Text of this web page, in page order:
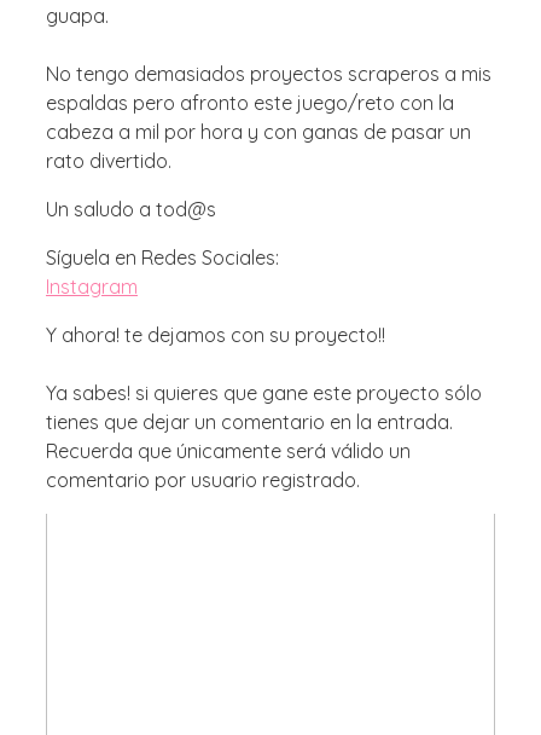
guapa.
No tengo demasiados proyectos scraperos a mis
espaldas pero afronto este juego/reto con la
cabeza a mil por hora y con ganas de pasar un
rato divertido.
Un saludo a tod@s
Síguela en Redes Sociales:
Instagram
Y ahora! te dejamos con su proyecto!!
Ya sabes! si quieres que gane este proyecto sólo
tienes que dejar un comentario en la entrada.
Recuerda que únicamente será válido un
comentario por usuario registrado.